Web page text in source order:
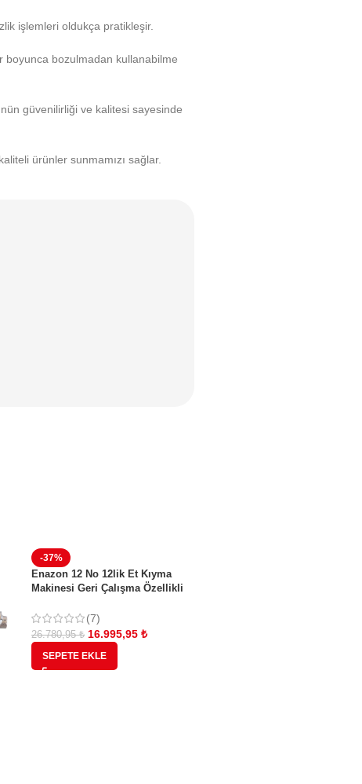
işlemleri oldukça pratikleşir.
boyunca bozulmadan kullanabilme
güvenilirliği ve kalitesi sayesinde
ürünler sunmamızı sağlar.
-37%
Enazon 12 No 12lik Et Kıyma
Makinesi Geri Çalışma Özellikli
APARATLI (7)
26.780,95₺ 16.995,95 ₺
SEPETE EKLE